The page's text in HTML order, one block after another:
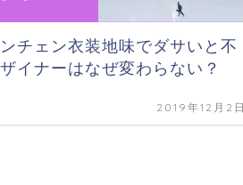
チェン衣装地味でダサいと不
イナーはなぜ変わらない？
2019年12月2